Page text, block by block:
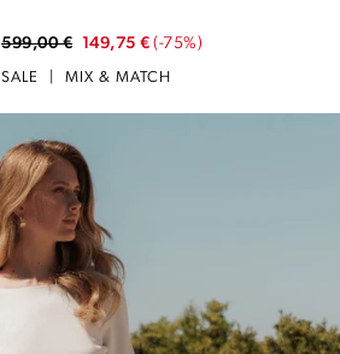
599,00 € 149,75 € (-75%)
SALE MIX & MATCH